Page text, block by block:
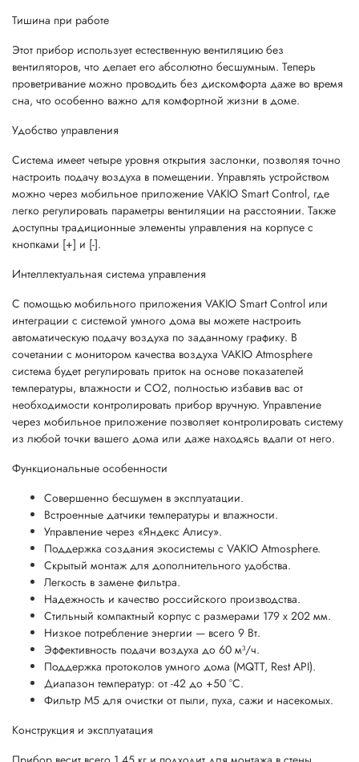
Тишина при работе
Этот прибор использует естественную вентиляцию без
вентиляторов, что делает его абсолютно бесшумным. Теперь
проветривание можно проводить без дискомфорта даже во время
сна, что особенно важно для комфортной жизни в доме.
Удобство управления
Система имеет четыре уровня открытия заслонки, позволяя точно
настроить подачу воздуха в помещении. Управлять устройством
можно через мобильное приложение VAKIO Smart Control, где
легко регулировать параметры вентиляции на расстоянии. Также
доступны традиционные элементы управления на корпусе с
кнопками [+] и [-].
Интеллектуальная система управления
С помощью мобильного приложения VAKIO Smart Control или
интеграции с системой умного дома вы можете настроить
автоматическую подачу воздуха по заданному графику. В
сочетании с монитором качества воздуха VAKIO Atmosphere
система будет регулировать приток на основе показателей
температуры, влажности и СО2, полностью избавив вас от
необходимости контролировать прибор вручную. Управление
через мобильное приложение позволяет контролировать систему
из любой точки вашего дома или даже находясь вдали от него.
Функциональные особенности
Совершенно бесшумен в эксплуатации.
Встроенные датчики температуры и влажности.
Управление через «Яндекс Алису».
Поддержка создания экосистемы с VAKIO Atmosphere.
Скрытый монтаж для дополнительного удобства.
Легкость в замене фильтра.
Надежность и качество российского производства.
Стильный компактный корпус с размерами 179 х 202 мм.
Низкое потребление энергии — всего 9 Вт.
Эффективность подачи воздуха до 60 м³/ч.
Поддержка протоколов умного дома (MQTT, Rest API).
Диапазон температур: от -42 до +50 °C.
Фильтр M5 для очистки от пыли, пуха, сажи и насекомых.
Конструкция и эксплуатация